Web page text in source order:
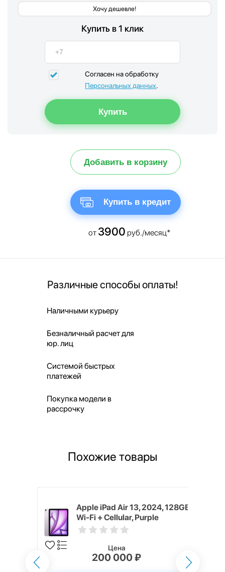
Хочу дешевле!
Купить в 1 клик
Согласен на обработку
Персональных данных.
Добавить в корзину
Купить в кредит
от 3900 руб./месяц*
Различные способы оплаты!
Наличными курьеру
Безналичный расчет для
юр. лиц
Системой быстрых
платежей
Покупка модели в
рассрочку
Похожие товары
Apple iPad Air 13, 2024, 128GB,
Wi-Fi + Cellular, Purple
Цена
200 000 ₽